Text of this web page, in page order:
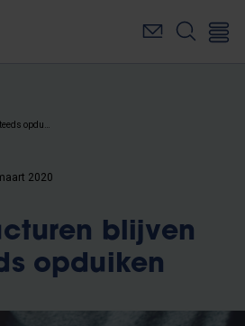
2020
blijven
opduiken